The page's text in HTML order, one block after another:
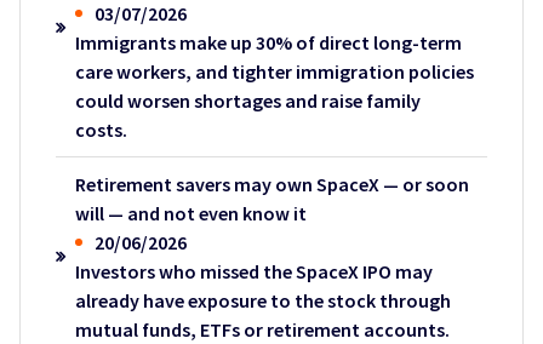
03/07/2026
Immigrants make up 30% of direct long-term
care workers, and tighter immigration policies
could worsen shortages and raise family
costs.
Retirement savers may own SpaceX — or soon
will — and not even know it
20/06/2026
Investors who missed the SpaceX IPO may
already have exposure to the stock through
mutual funds, ETFs or retirement accounts.